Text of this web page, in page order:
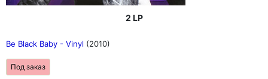
2 LP
Be Black Baby - Vinyl (2010)
Под заказ